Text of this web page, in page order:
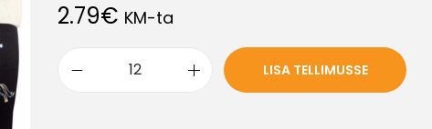
2.79€ KM-ta
LISA TELLIMUSSE